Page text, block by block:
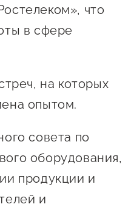
что
в сфере
на которых
опытом.
совета по
оборудования,
продукции и
и